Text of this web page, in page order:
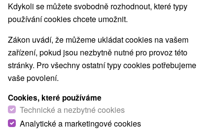
Architektonické stavby(5) Lyžiarske strediská (15)
Mestské a zámocké parky (3) Pramene
Golfové ihriská Amfiteátre a kiná v prírode (1)
Túry a turistické chodníky (39) Štíty Jaskyne
Bobové dráhy(1) Lanové dráhy
Adrenalinové atrakcie Turistické atrakcie (26)
Múzeá a galérie
Botanické záhrady(2) Escaperoom
Jazerá, plesá, vodné nádrže(28)
Technické pamiatky(4) Pamätníky(1)
Kdykoli se můžete svobodně rozhodnout, které typy
používání cookies chcete umožnit.
Zákon uvádí, že můžeme ukládat cookies na vašem
zařízení, pokud jsou nezbytně nutné pro provoz této
stránky. Pro všechny ostatní typy cookies potřebujeme
vaše povolení.
Cookies, které používáme
Technické a nezbytné cookies
Analytické a marketingové cookies